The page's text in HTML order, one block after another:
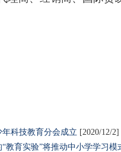
科技教育分会成立 [2020/12/2]
教育实验”将推动中小学学习模